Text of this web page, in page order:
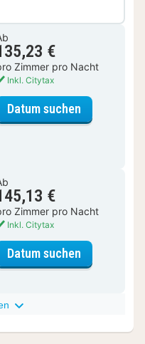
€
Zimmer pro Nacht
Inkl. Citytax
Datum suchen
€
Zimmer pro Nacht
Inkl. Citytax
Datum suchen